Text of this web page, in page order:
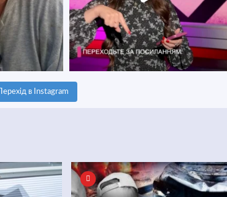
Перехід в Instagram